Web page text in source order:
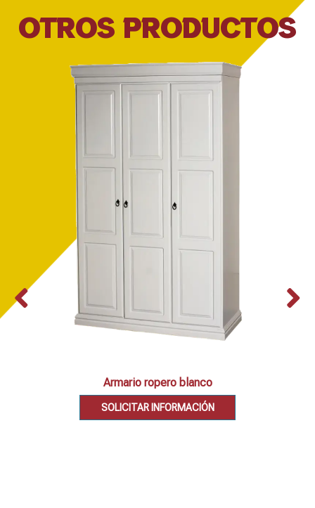
OTROS PRODUCTOS
Armario ropero blanco
SOLICITAR INFORMACIÓN